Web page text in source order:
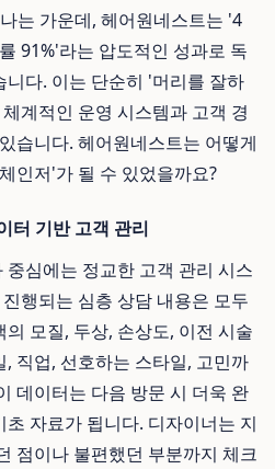
는 가운데, 헤어원네스트는 '4
91%'라는 압도적인 성과로 독
다. 이는 단순히 '머리를 잘하
계적인 운영 시스템과 고객 경
습니다. 헤어원네스트는 어떻게
인저'가 될 수 있었을까요?
터 기반 고객 관리
심에는 정교한 고객 관리 시스
행되는 심층 상담 내용은 모두
모질, 두상, 손상도, 이전 시술
직업, 선호하는 스타일, 고민까
데이터는 다음 방문 시 더욱 완
자료가 됩니다. 디자이너는 지
점이나 불편했던 부분까지 체크